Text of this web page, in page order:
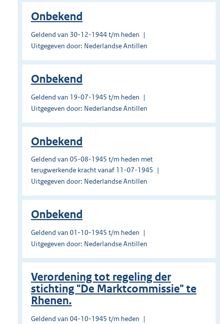
Onbekend
Geldend van 30-12-1944 t/m heden
Uitgegeven door: Nederlandse Antillen
Onbekend
Geldend van 19-07-1945 t/m heden
Uitgegeven door: Nederlandse Antillen
Onbekend
Geldend van 05-08-1945 t/m heden met
terugwerkende kracht vanaf 11-07-1945
Uitgegeven door: Nederlandse Antillen
Onbekend
Geldend van 01-10-1945 t/m heden
Uitgegeven door: Nederlandse Antillen
Verordening tot regeling der
stichting "De Marktcommissie" te
Rhenen.
Geldend van 04-10-1945 t/m heden